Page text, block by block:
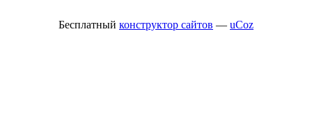
Бесплатный конструктор сайтов — uCoz